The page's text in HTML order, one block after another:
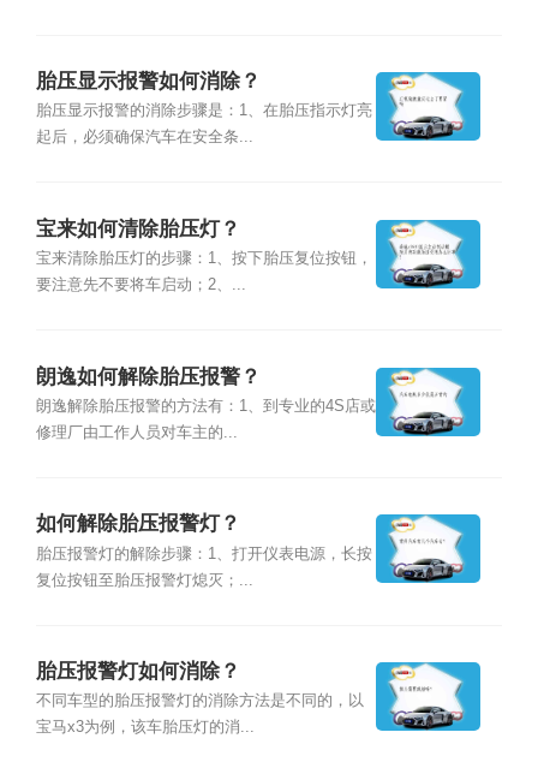
胎压显示报警如何消除？
胎压显示报警的消除步骤是：1、在胎压指示灯亮
起后，必须确保汽车在安全条...
宝来如何清除胎压灯？
宝来清除胎压灯的步骤：1、按下胎压复位按钮，
要注意先不要将车启动；2、...
朗逸如何解除胎压报警？
朗逸解除胎压报警的方法有：1、到专业的4S店或
修理厂由工作人员对车主的...
如何解除胎压报警灯？
胎压报警灯的解除步骤：1、打开仪表电源，长按
复位按钮至胎压报警灯熄灭；...
胎压报警灯如何消除？
不同车型的胎压报警灯的消除方法是不同的，以
宝马x3为例，该车胎压灯的消...